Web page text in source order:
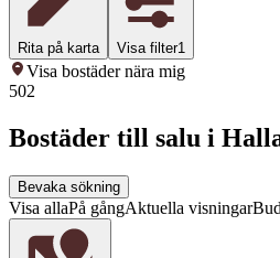
Rita på karta Visa filter1
Visa bostäder nära mig
502
Bostäder till salu i
Bevaka sökning
Visa allaPå gångAktuella visningar